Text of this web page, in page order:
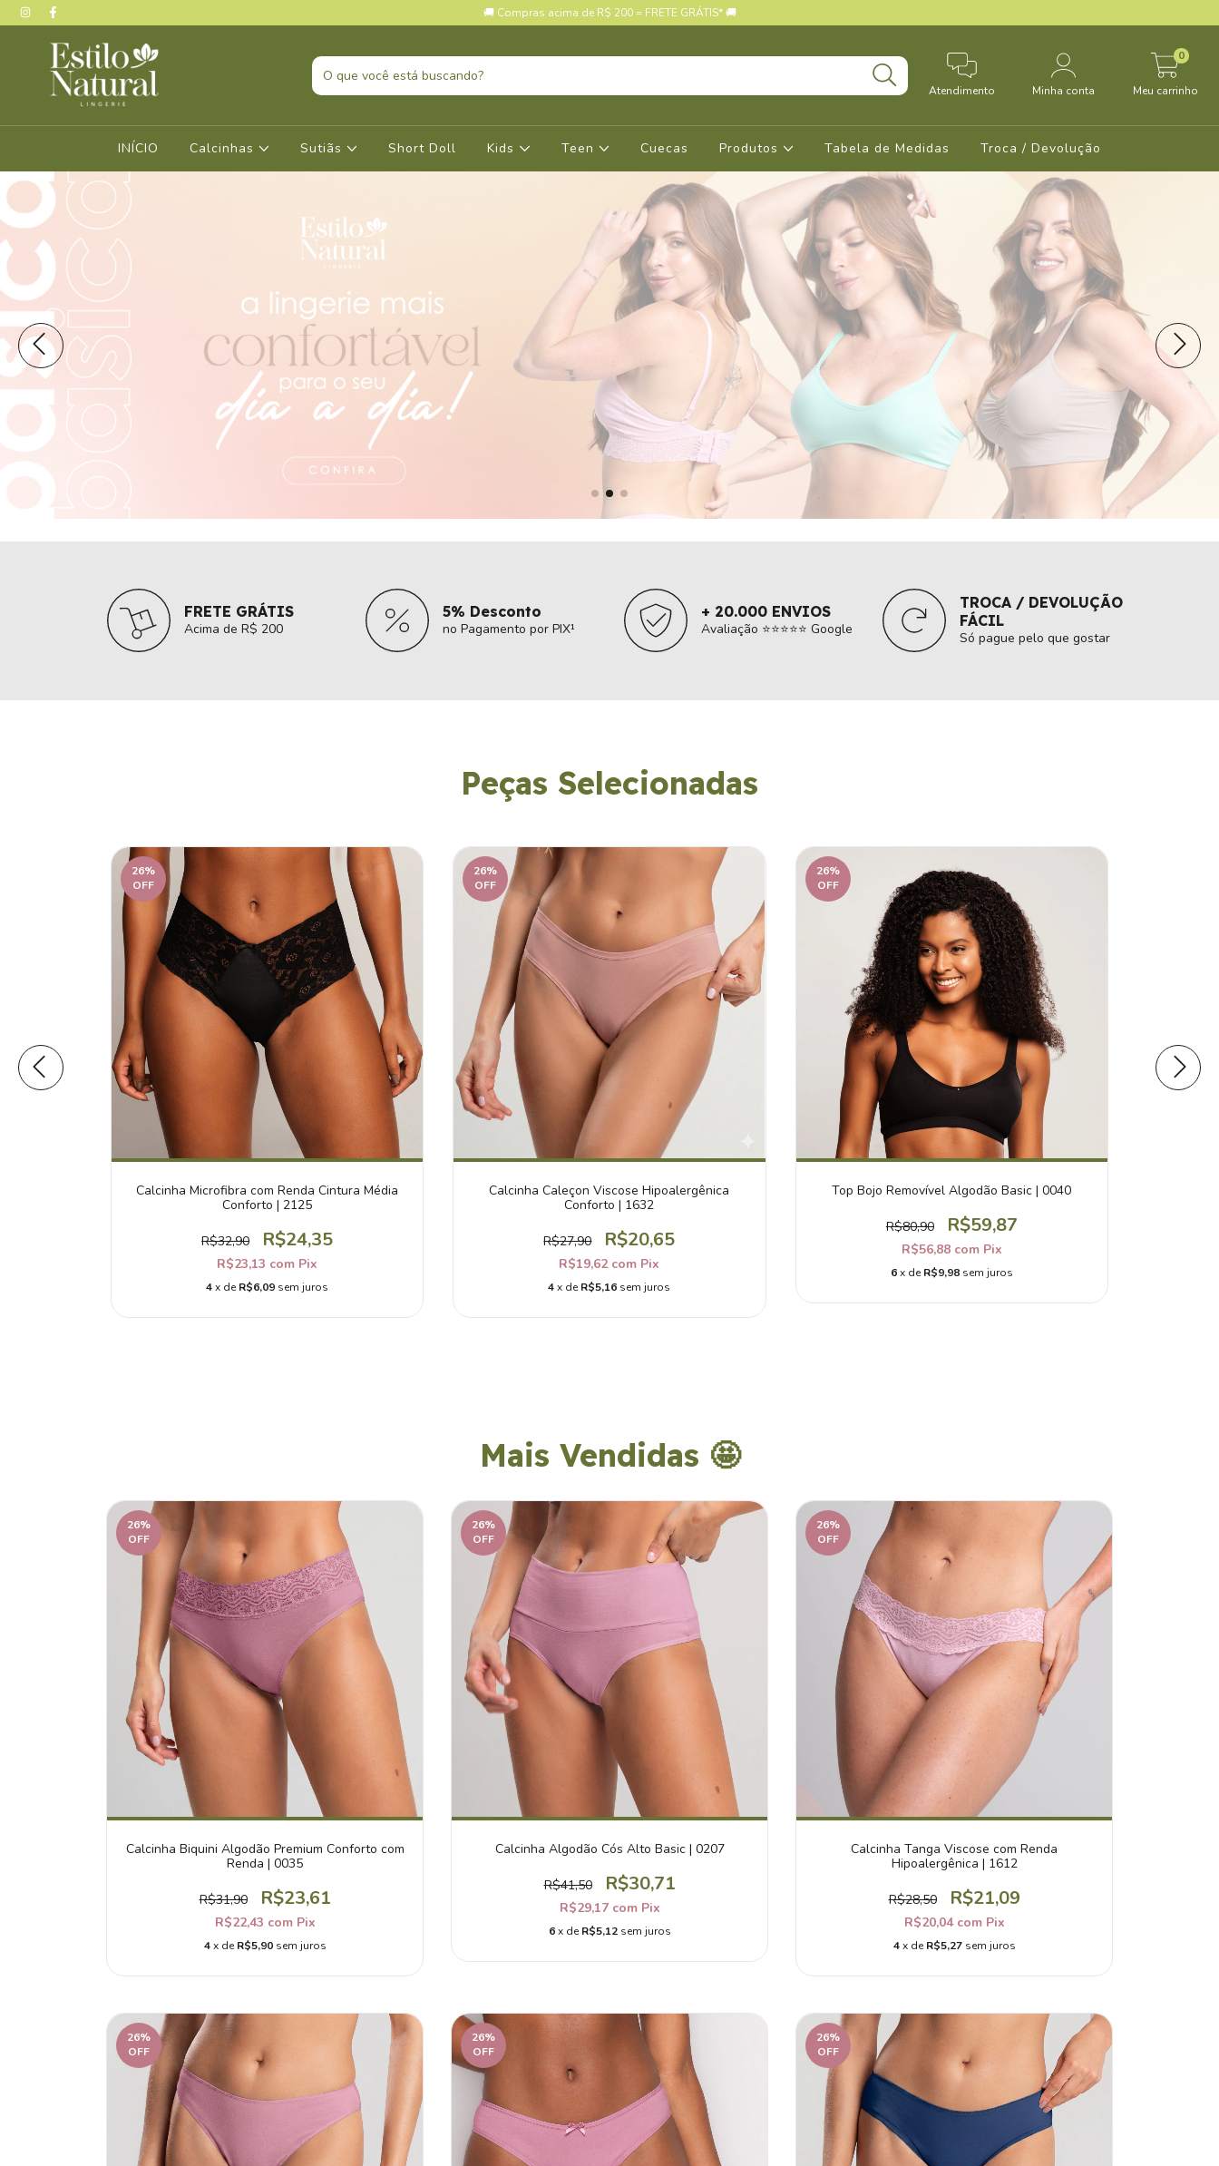
🚚 Compras acima de R$ 200 = FRETE GRÁTIS* 🚚
Atendimento Minha conta Meu carrinho
0
INÍCIO Calcinhas Sutiãs Short Doll Kids Teen Cuecas Produtos Tabela de Medidas Troca / Devolução
FRETE GRÁTIS
Acima de R$ 200
5% Desconto
no Pagamento por PIX¹
+ 20.000 ENVIOS
Avaliação ⭐⭐⭐⭐⭐ Google
TROCA / DEVOLUÇÃO
FÁCIL
Só pague pelo que gostar
Peças Selecionadas
26%
OFF
Calcinha Microfibra com Renda Cintura Média
Conforto | 2125
R$32,90 R$24,35
R$23,13 com Pix
4x de R$6,09 sem juros
26%
OFF
Calcinha Caleçon Viscose Hipoalergênica
Conforto | 1632
R$27,90 R$20,65
R$19,62 com Pix
4 x de R$5,16 sem juros
26%
OFF
Top Bojo Removível Algodão Basic | 0040
R$80,90 R$59,87
R$56,88 com Pix
6 x de R$9,98 sem juros
Mais Vendidas 🤩
26%
OFF
Calcinha Biquini Algodão Premium Conforto com
Renda | 0035
R$31,90 R$23,61
R$22,43 com Pix
4 x de R$5,90 sem juros
26%
OFF
Calcinha Algodão Cós Alto Basic | 0207
R$41,50 R$30,71
R$29,17 com Pix
6 x de R$5,12 sem juros
26%
OFF
Calcinha Tanga Viscose com Renda
Hipoalergênica | 1612
R$28,50 R$21,09
R$20,04 com Pix
4 x de R$5,27 sem juros
26%
OFF
26%
OFF
26%
OFF